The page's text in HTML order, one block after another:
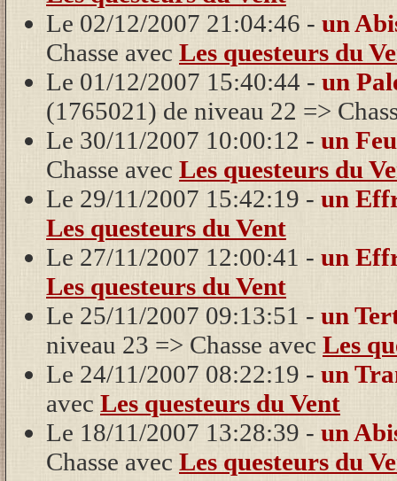
Le 02/12/2007 21:04:46 - un
Chasse avec Les questeurs du
Le 01/12/2007 15:40:44 - un
(1765021) de niveau 22 =>
Le 30/11/2007 10:00:12 - un
Chasse avec Les questeurs du
Le 29/11/2007 15:42:19 - un
Les questeurs du Vent
Le 27/11/2007 12:00:41 - un
Les questeurs du Vent
Le 25/11/2007 09:13:51 - un
niveau 23 => Chasse avec Les
Le 24/11/2007 08:22:19 - un
avec Les questeurs du Vent
Le 18/11/2007 13:28:39 - un
Chasse avec Les questeurs du